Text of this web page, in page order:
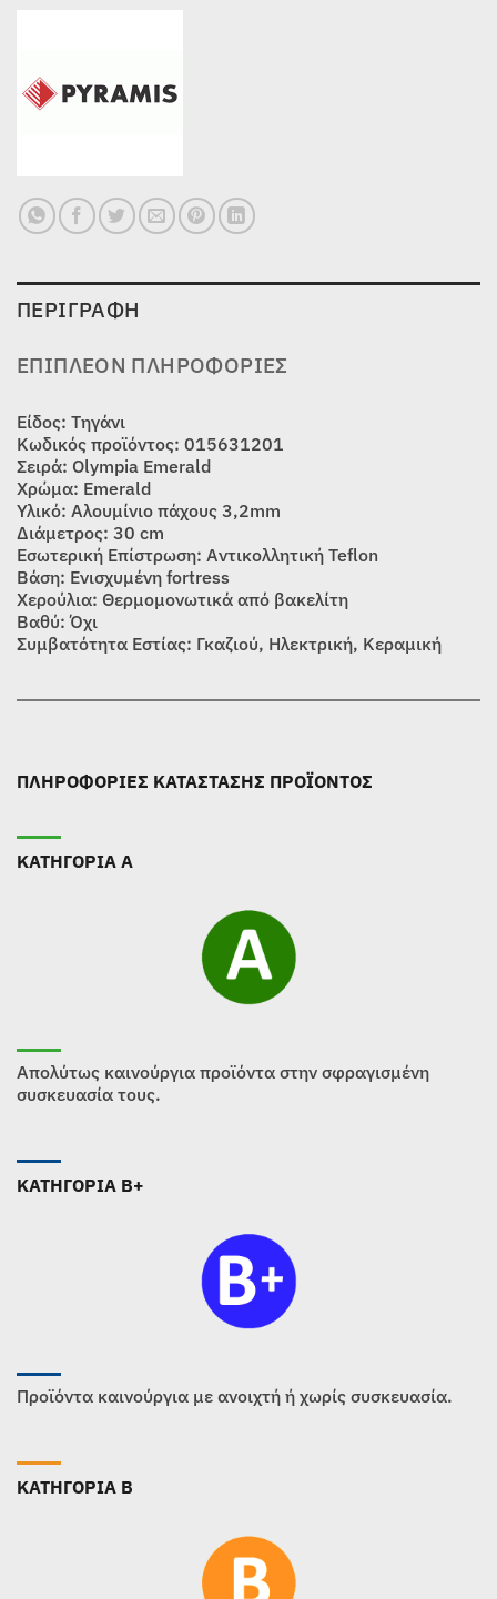
ΠΕΡΙΓΡΑΦΉ
ΕΠΙΠΛΈΟΝ ΠΛΗΡΟΦΟΡΊΕΣ
Είδος: Τηγάνι
Κωδικός προϊόντος: 015631201
Σειρά: Olympia Emerald
Χρώμα: Emerald
Υλικό: Αλουμίνιο πάχους 3,2mm
Διάμετρος: 30 cm
Εσωτερική Επίστρωση: Αντικολλητική Teflon
Βάση: Ενισχυμένη fortress
Χερούλια: Θερμομονωτικά από βακελίτη
Βαθύ: Όχι
Συμβατότητα Εστίας: Γκαζιού, Ηλεκτρική, Κεραμική
ΠΛΗΡΟΦΟΡΙΕΣ ΚΑΤΑΣΤΑΣΗΣ ΠΡΟΪΟΝΤΟΣ
ΚΑΤΗΓΟΡΙΑ Α
Απολύτως καινούργια προϊόντα στην σφραγισμένη
συσκευασία τους.
ΚΑΤΗΓΟΡΙΑ B+
Προϊόντα καινούργια με ανοιχτή ή χωρίς συσκευασία.
ΚΑΤΗΓΟΡΙΑ B